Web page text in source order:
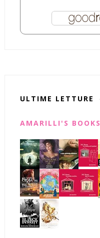
ULTIME LETTURE
AMARILLI'S BOOKS